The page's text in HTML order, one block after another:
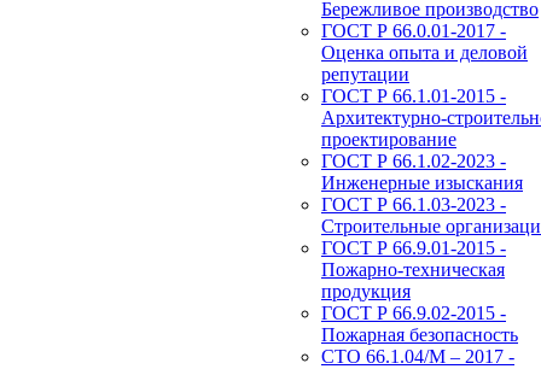
Бережливое производство
ГОСТ Р 66.0.01-2017 -
Оценка опыта и деловой
репутации
ГОСТ Р 66.1.01-2015 -
Архитектурно-
проектирование
ГОСТ Р 66.1.02-2023 -
Инженерные изыскания
ГОСТ Р 66.1.03-2023 -
Строительные
ГОСТ Р 66.9.01-2015 -
Пожарно-техническая
продукция
ГОСТ Р 66.9.02-2015 -
Пожарная безопасность
СТО 66.1.04/М – 2017 -